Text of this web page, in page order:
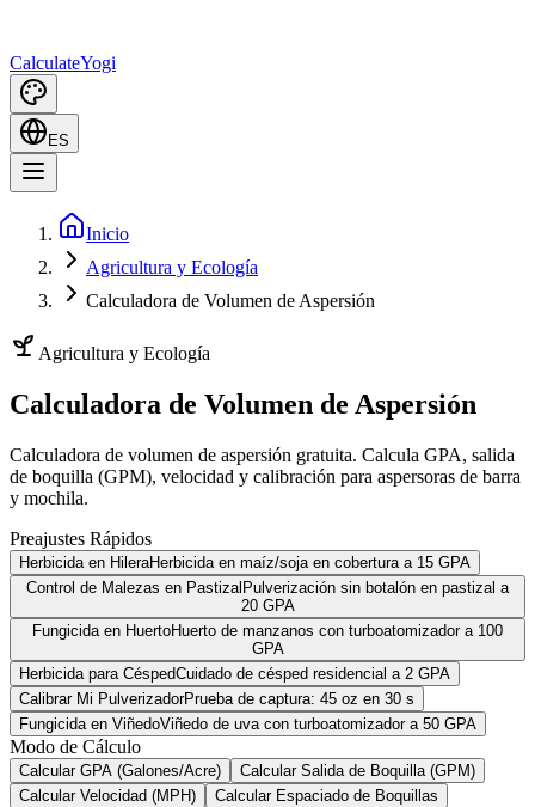
CalculateYogi
ES
Inicio
Agricultura y Ecología
Calculadora de Volumen de Aspersión
Agricultura y Ecología
Calculadora de Volumen de Aspersión
Calculadora de volumen de aspersión gratuita. Calcula GPA, salida
de boquilla (GPM), velocidad y calibración para aspersoras de barra
y mochila.
Preajustes Rápidos
Herbicida en HileraHerbicida en maíz/soja en cobertura a 15 GPA
Control de Malezas en PastizalPulverización sin botalón en pastizal a
20 GPA
Fungicida en HuertoHuerto de manzanos con turboatomizador a 100
GPA
Herbicida para CéspedCuidado de césped residencial a 2 GPA
Calibrar Mi PulverizadorPrueba de captura: 45 oz en 30 s
Fungicida en ViñedoViñedo de uva con turboatomizador a 50 GPA
Modo de Cálculo
Calcular GPA (Galones/Acre)
Calcular Salida de Boquilla (GPM)
Calcular Velocidad (MPH)
Calcular Espaciado de Boquillas